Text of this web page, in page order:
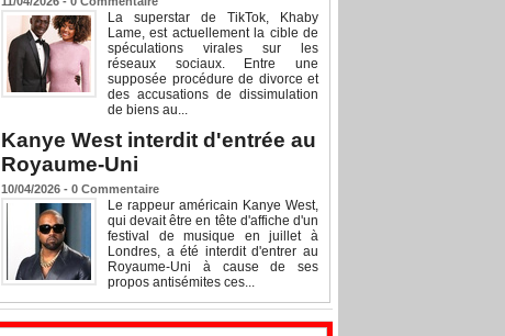
La superstar de TikTok, Khaby
Lame, est actuellement la cible de
spéculations virales sur les
réseaux sociaux. Entre une
supposée procédure de divorce et
des accusations de dissimulation
de biens au...
Kanye West interdit d'entrée au
Royaume-Uni
10/04/2026 - 0 Commentaire
Le rappeur américain Kanye West,
qui devait être en tête d'affiche d'un
festival de musique en juillet à
Londres, a été interdit d'entrer au
Royaume-Uni à cause de ses
propos antisémites ces...